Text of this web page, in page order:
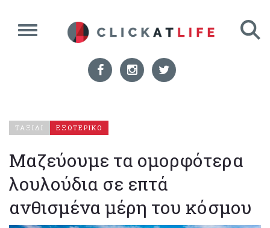
ΤΑΞΙΔΙ ΕΞΩΤΕΡΙΚΟ
Μαζεύουμε τα ομορφότερα
λουλούδια σε επτά
ανθισμένα μέρη του κόσμου